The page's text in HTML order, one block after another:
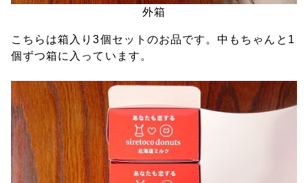
外箱
こちらは箱入り3個セットのお品です。中もちゃんと1
個ずつ箱に入っています。